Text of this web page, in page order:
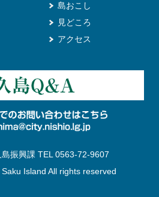
島おこし
見どころ
アクセス
振興課 TEL 0563-72-9607
Island All rights reserved